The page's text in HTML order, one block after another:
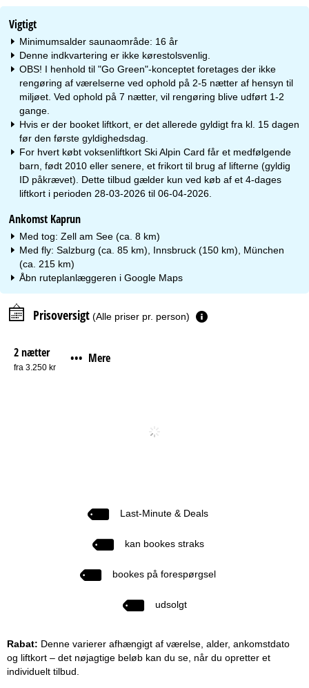
Vigtigt
Minimumsalder saunaområde: 16 år
Denne indkvartering er ikke kørestolsvenlig.
OBS! I henhold til "Go Green"-konceptet foretages der ikke
rengøring af værelserne ved ophold på 2-5 nætter af hensyn til
miljøet. Ved ophold på 7 nætter, vil rengøring blive udført 1-2
gange.
Hvis er der booket liftkort, er det allerede gyldigt fra kl. 15 dagen
før den første gyldighedsdag.
For hvert købt voksenliftkort Ski Alpin Card får et medfølgende
barn, født 2010 eller senere, et frikort til brug af lifterne (gyldig
ID påkrævet). Dette tilbud gælder kun ved køb af et 4-dages
liftkort i perioden 28-03-2026 til 06-04-2026.
Ankomst Kaprun
Med tog: Zell am See (ca. 8 km)
Med fly: Salzburg (ca. 85 km), Innsbruck (150 km), München
(ca. 215 km)
Åbn ruteplanlæggeren iGoogle Maps
Prisoversigt (Alle priser pr. person)
2 nætter
fra 3.250 kr
••• Mere
Last-Minute & Deals
kan bookes straks
bookes på forespørgsel
udsolgt
Rabat: Denne varierer afhængigt af værelse, alder, ankomstdato
og liftkort – det nøjagtige beløb kan du se, når du opretter et
individuelt tilbud.